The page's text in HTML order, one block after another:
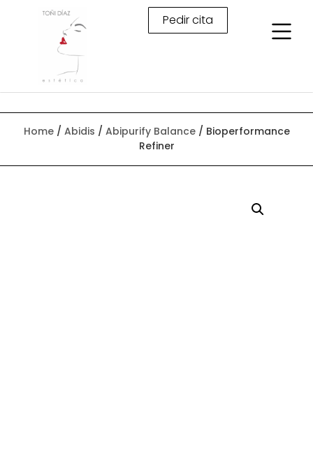
Pedir cita
Home/ Abidis / Abipurify Balance/ Bioperformance
Refiner